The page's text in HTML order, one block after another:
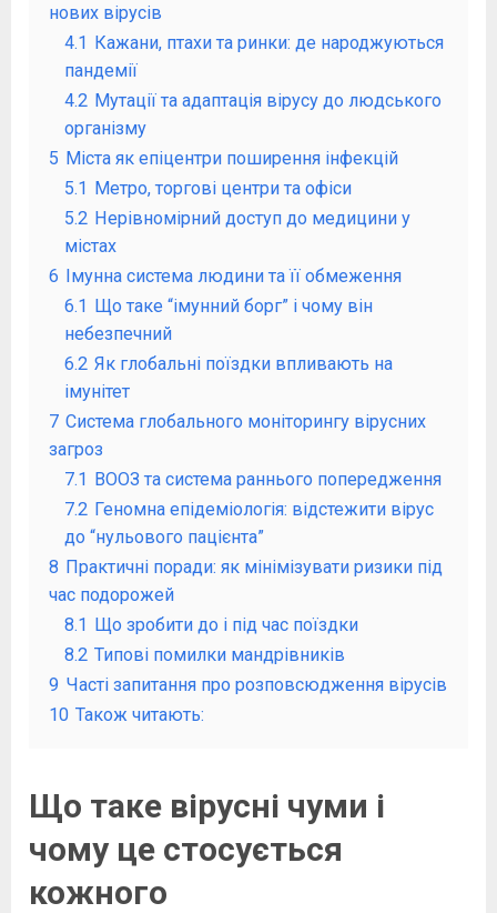
нових вірусів
4.1 Кажани, птахи та ринки: де народжуються
пандемії
4.2 Мутації та адаптація вірусу до людського
організму
5 Міста як епіцентри поширення інфекцій
5.1 Метро, торгові центри та офіси
5.2 Нерівномірний доступ до медицини у
містах
6 Імунна система людини та її обмеження
6.1 Що таке “імунний борг” і чому він
небезпечний
6.2 Як глобальні поїздки впливають на
імунітет
7 Система глобального моніторингу вірусних
загроз
7.1 ВООЗ та система раннього попередження
7.2 Геномна епідеміологія: відстежити вірус
до “нульового пацієнта”
8 Практичні поради: як мінімізувати ризики під
час подорожей
8.1 Що зробити до і під час поїздки
8.2 Типові помилки мандрівників
9 Часті запитання про розповсюдження вірусів
10 Також читають:
Що таке вірусні чуми і
чому це стосується
кожного